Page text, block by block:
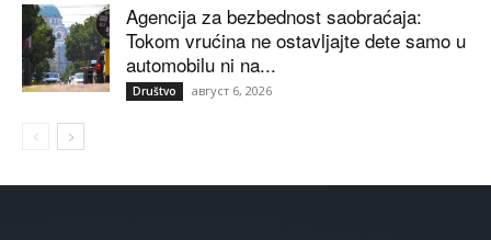
Agencija za bezbednost saobraćaja:
Tokom vrućina ne ostavljajte dete samo u
automobilu ni na...
Društvo август 6, 2026